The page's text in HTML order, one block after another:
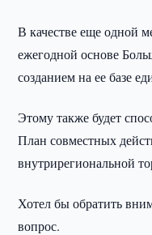
В качестве еще одной
ежегодной основе
созданием на ее базе
Этому также будет
План совместных
внутрирегиональной
Хотел бы обратить
вопрос.